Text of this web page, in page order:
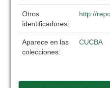
Otros
identificadores:
http://
Aparece en las
colecciones:
CUCBA